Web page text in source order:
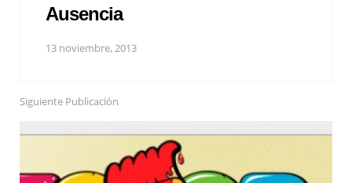
Ausencia
13 noviembre, 2013
Siguiente Publicación